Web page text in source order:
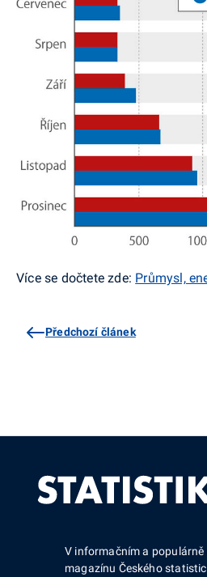
Více se dočtete zde: Průmysl,
Předchozí článek
V informačním a populárně
magazínu Českého